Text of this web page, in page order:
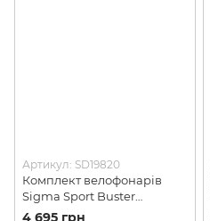
Артикул: SD19820
Комплект велофонарів
Sigma Sport Buster
800/Buster RL 150 K-Set
4 695 грн